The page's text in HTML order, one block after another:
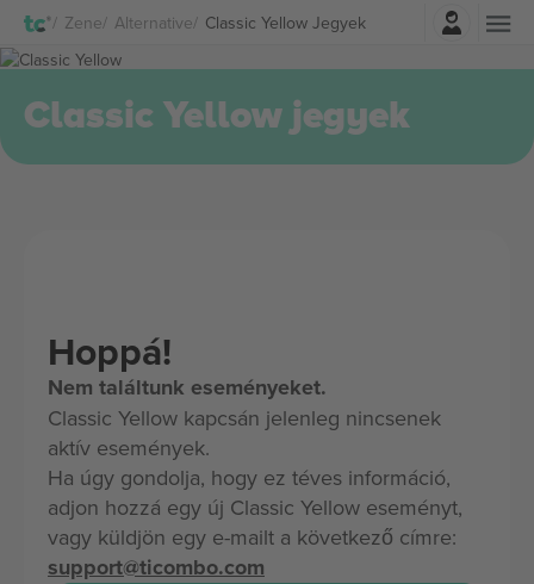
Zene Alternative Classic Yellow Jegyek
Belépés
Classic Yellow jegyek
Hoppá!
Nem találtunk eseményeket.
Classic Yellow kapcsán jelenleg nincsenek
aktív események.
Ha úgy gondolja, hogy ez téves információ,
adjon hozzá egy új Classic Yellow eseményt,
vagy küldjön egy e-mailt a következő címre:
support@ticombo.com